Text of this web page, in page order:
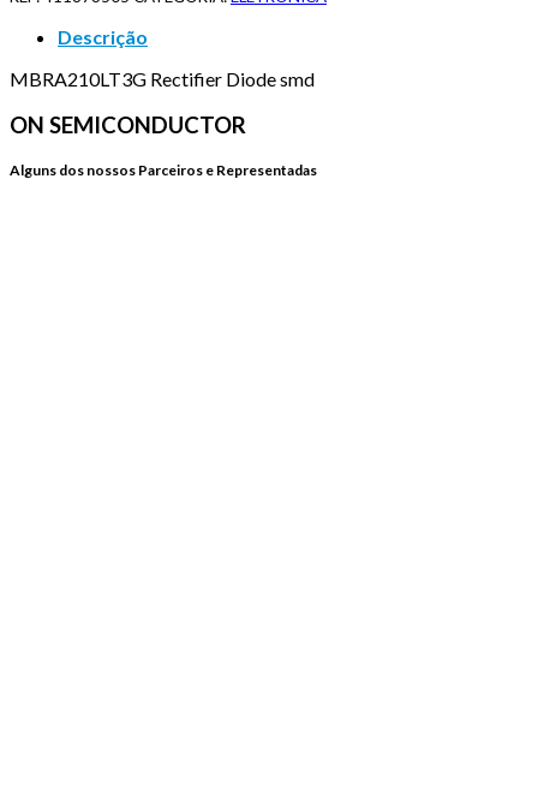
Descrição
MBRA210LT3G Rectifier Diode smd
ON SEMICONDUCTOR
Alguns dos nossos Parceiros e Representadas